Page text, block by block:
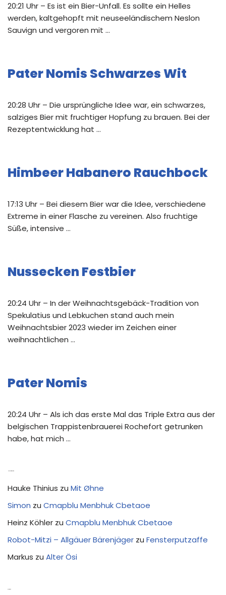
20:21 Uhr – Es ist ein Bier-Unfall. Es sollte ein Helles
werden, kaltgehopft mit neuseeländischem Neslon
Sauvign und vergoren mit …
Pater Nomis Schwarzes Wit
20:28 Uhr – Die ursprüngliche Idee war, ein schwarzes,
salziges Bier mit fruchtiger Hopfung zu brauen. Bei der
Rezeptentwicklung hat …
Himbeer Habanero Rauchbock
17:13 Uhr – Bei diesem Bier war die Idee, verschiedene
Extreme in einer Flasche zu vereinen. Also fruchtige
Süße, intensive …
Nussecken Festbier
20:24 Uhr – In der Weihnachtsgebäck-Tradition von
Spekulatius und Lebkuchen stand auch mein
Weihnachtsbier 2023 wieder im Zeichen einer
weihnachtlichen …
Pater Nomis
20:24 Uhr – Als ich das erste Mal das Triple Extra aus der
belgischen Trappistenbrauerei Rochefort getrunken
habe, hat mich …
Hauke Thinius zu Mit Øhne
Simon zu Cmapblu Menbhuk Cbetaoe
Heinz Köhler zu Cmapblu Menbhuk Cbetaoe
Robot-Mitzi – Allgäuer Bärenjäger zu Fensterputzaffe
Markus zu Alter Ösi